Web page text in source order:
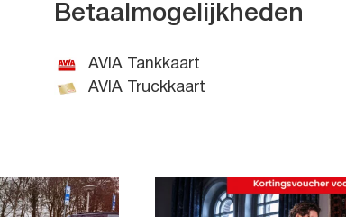
Betaalmogelijkheden
AVIA Tankkaart
AVIA Truckkaart